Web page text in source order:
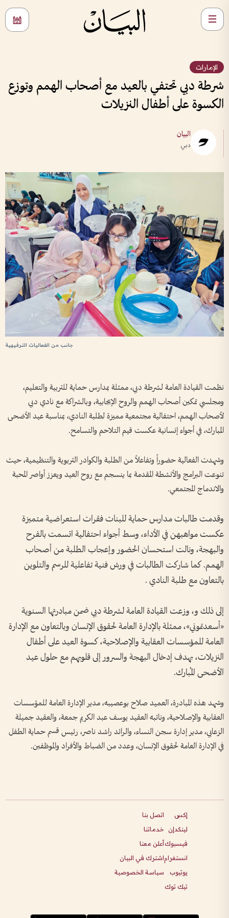
الإمارات
شرطة دبي تحتفي بالعيد مع أصحاب الهمم وتوزع
الكسوة على أطفال النزيلات
البيان
دبي
جانب من الفعاليات الترفيهية
نظمت القيادة العامة لشرطة دبي، ممثلة بمدارس حماية للتربية والتعليم،
ومجلسي تمكين أصحاب الهمم والروح الإيجابية، وبالشراكة مع نادي دبي
لأصحاب الهمم، احتفالية مجتمعية مميزة لطلبة النادي، بمناسبة عيد الأضحى
المبارك، في أجواء إنسانية عكست قيم التلاحم والتسامح.
وشهدت الفعالية حضوراً وتفاعلاً من الطلبة والكوادر التربوية والتنظيمية، حيث
تنوعت البرامج والأنشطة المقدمة بما ينسجم مع روح العيد ويعزز أواصر المحبة
والاندماج المجتمعي.
وقدمت طالبات مدارس حماية للبنات فقرات استعراضية متميزة
عكست مواهبهن في الأداء، وسط أجواء احتفالية اتسمت بالفرح
والبهجة، ونالت استحسان الحضور وإعجاب الطلبة من أصحاب
الهمم. كما شاركت الطالبات في ورش فنية تفاعلية للرسم والتلوين
بالتعاون مع طلبة النادي .
إلى ذلك و، وزعت القيادة العامة لشرطة دبي ضمن مبادرتها السنوية
«أسعدتموني»، ممثلة بالإدارة العامة لحقوق الإنسان وبالتعاون مع الإدارة
العامة للمؤسسات العقابية والإصلاحية، كسوة العيد على أطفال
النزيلات، بهدف إدخال البهجة والسرور إلى قلوبهم مع حلول عيد
الأضحى المُبارك.
وشهد هذه المبادرة، العميد صلاح بوعصيبه، مدير الإدارة العامة للمؤسسات
العقابية والإصلاحية، ونائبه العقيد يوسف عبد الكريم جمعة، والعقيد جميلة
الزعابي، مدير إدارة سجن النساء، والرائد راشد ناصر، رئيس قسم حماية الطفل
في الإدارة العامة لحقوق الإنسان، وعدد من الضباط والأفراد والموظفين.
إكس
لينكدإن
فيسبوك
انستغرام
يوتيوب
تيك توك
اتصل بنا
خدماتنا
أعلن معنا
اشترك في البيان
سياسة الخصوصية